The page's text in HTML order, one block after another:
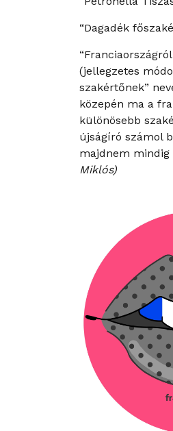
“Dagadék
(jellegzetes
szakértőnek”
közepén ma a
különösebb
újságíró számol
majdnem mindig
Miklós)